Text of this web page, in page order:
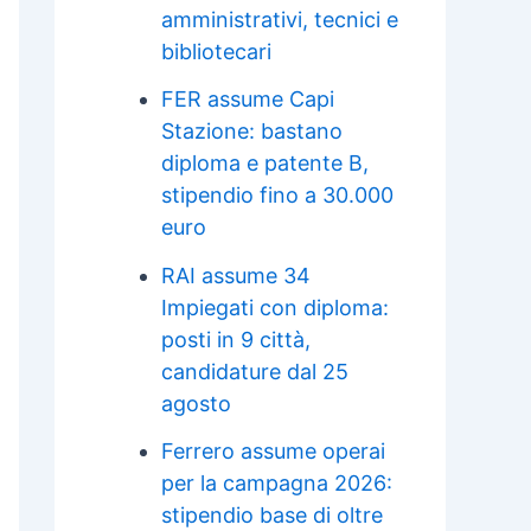
amministrativi, tecnici e
bibliotecari
FER assume Capi
Stazione: bastano
diploma e patente B,
stipendio fino a 30.000
euro
RAI assume 34
Impiegati con diploma:
posti in 9 città,
candidature dal 25
agosto
Ferrero assume operai
per la campagna 2026:
stipendio base di oltre